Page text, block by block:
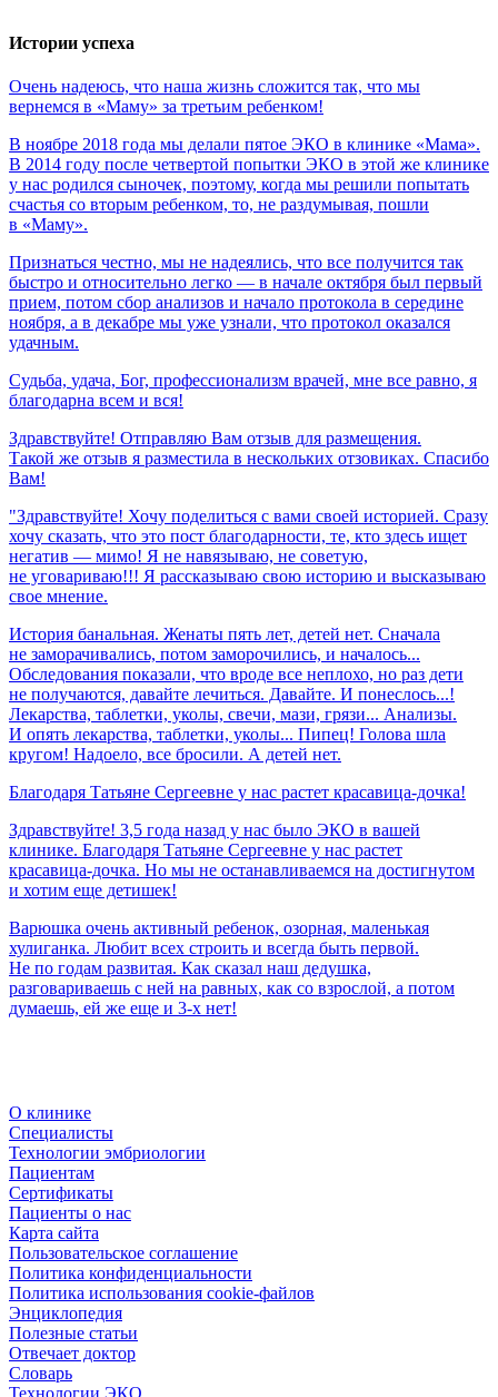
Истории успеха
Очень надеюсь, что наша жизнь сложится так, что мы
вернемся в «Маму» за третьим ребенком!
В ноябре 2018 года мы делали пятое ЭКО в клинике «Мама».
В 2014 году после четвертой попытки ЭКО в этой же клинике
у нас родился сыночек, поэтому, когда мы решили попытать
счастья со вторым ребенком, то, не раздумывая, пошли
в «Маму».
Признаться честно, мы не надеялись, что все получится так
быстро и относительно легко — в начале октября был первый
прием, потом сбор анализов и начало протокола в середине
ноября, а в декабре мы уже узнали, что протокол оказался
удачным.
Судьба, удача, Бог, профессионализм врачей, мне все равно, я
благодарна всем и вся!
Здравствуйте! Отправляю Вам отзыв для размещения.
Такой же отзыв я разместила в нескольких отзовиках. Спасибо
Вам!
"Здравствуйте! Хочу поделиться с вами своей историей. Сразу
хочу сказать, что это пост благодарности, те, кто здесь ищет
негатив — мимо! Я не навязываю, не советую,
не уговариваю!!! Я рассказываю свою историю и высказываю
свое мнение.
История банальная. Женаты пять лет, детей нет. Сначала
не заморачивались, потом заморочились, и началось...
Обследования показали, что вроде все неплохо, но раз дети
не получаются, давайте лечиться. Давайте. И понеслось...!
Лекарства, таблетки, уколы, свечи, мази, грязи... Анализы.
И опять лекарства, таблетки, уколы... Пипец! Голова шла
кругом! Надоело, все бросили. А детей нет.
Благодаря Татьяне Сергеевне у нас растет красавица-дочка!
Здравствуйте! 3,5 года назад у нас было ЭКО в вашей
клинике. Благодаря Татьяне Сергеевне у нас растет
красавица-дочка. Но мы не останавливаемся на достигнутом
и хотим еще детишек!
Варюшка очень активный ребенок, озорная, маленькая
хулиганка. Любит всех строить и всегда быть первой.
Не по годам развитая. Как сказал наш дедушка,
разговариваешь с ней на равных, как со взрослой, а потом
думаешь, ей же еще и 3-х нет!
О клинике
Специалисты
Технологии эмбриологии
Пациентам
Сертификаты
Пациенты о нас
Карта сайта
Пользовательское соглашение
Политика конфиденциальности
Политика использования cookie-файлов
Энциклопедия
Полезные статьи
Отвечает доктор
Словарь
Технологии ЭКО